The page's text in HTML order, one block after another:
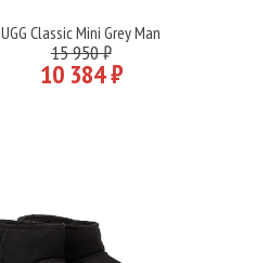
Подробнее
UGG Classic Mini Grey Man
15 950 ₽
10 384 ₽